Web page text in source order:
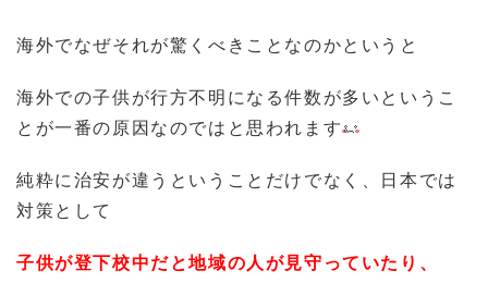
海外でなぜそれが驚くべきことなのかというと
海外での子供が行方不明になる件数が多いというこ
とが一番の原因なのではと思われます
純粋に治安が違うということだけでなく、日本では
対策として
子供が登下校中だと地域の人が見守っていたり、